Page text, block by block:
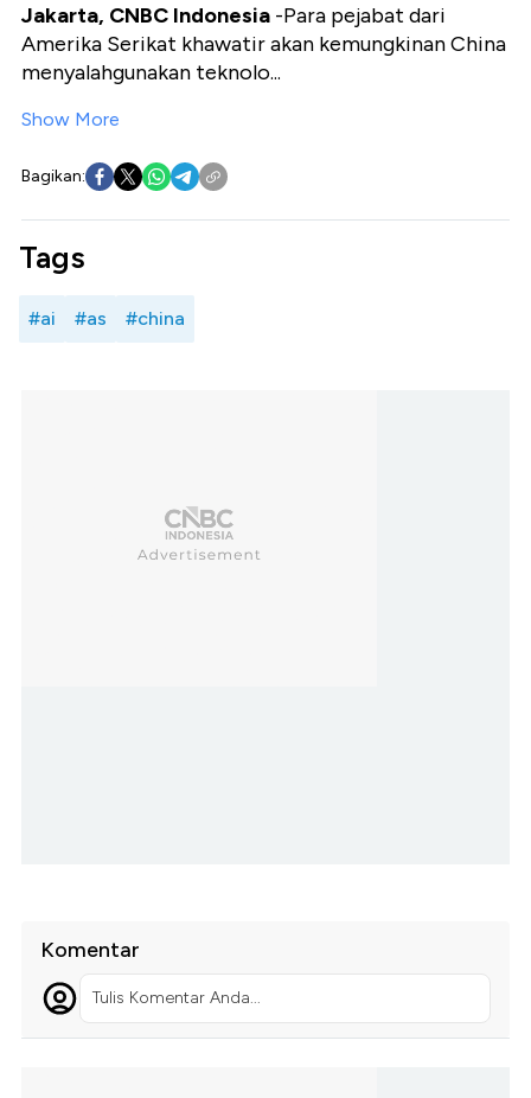
Jakarta, CNBC Indonesia -Para pejabat dari
Amerika Serikat khawatir akan kemungkinan China
menyalahgunakan teknolo...
Show More
Bagikan:
Tags
#ai #as #china
Komentar
Tulis Komentar Anda...